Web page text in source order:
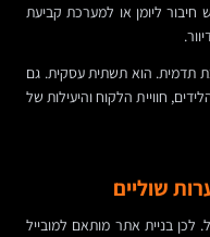
חיבור ליומן או למערכת קביעת
תדמית. הוא תשתית עסקית. גם
חוויית הלקוח והיעילות של
שוליים
לכן בניית אתר מותאם למובייל